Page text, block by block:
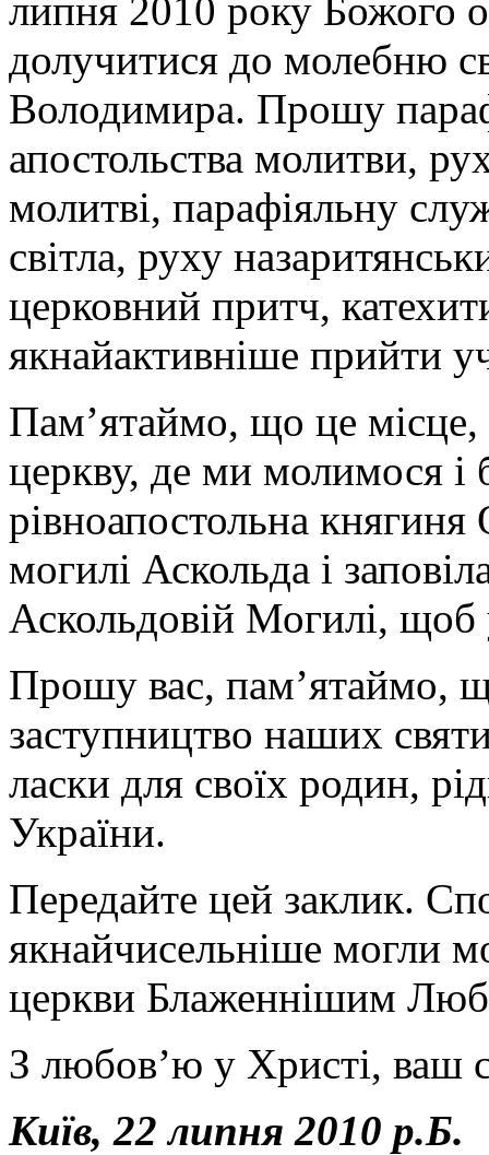
липня 2010 року Божого
долучитися до молебню
Володимира. Прошу
апостольства молитви,
молитві, парафіяльну
світла, руху
церковний притч,
якнайактивніше прийти
Пам’ятаймо, що це
церкву, де ми молимося і
рівноапостольна
могилі Аскольда і
Аскольдовій Могилі, щоб
Прошу вас, пам’ятаймо,
заступництво наших
ласки для своїх родин,
України.
Передайте цей заклик.
якнайчисельніше могли
церкви Блаженнішим
З любов’ю у Христі, ваш
Київ, 22 липня 2010 р.Б.